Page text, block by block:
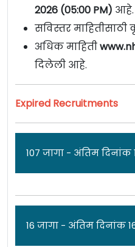
2026 (05:00 PM) आहे.
सविस्तर माहितीसाठी
अधिक माहिती
दिलेली आहे.
Expired Recruitments
107 जागा - अंतिम दिनांक
जाहिरात
16 जागा - अंतिम दिनांक